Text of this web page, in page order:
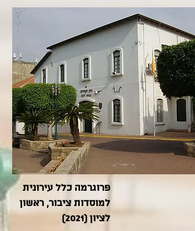
פרוגרמה כלל עירונית
למוסדות ציבור, ראשון
לציון (2021)